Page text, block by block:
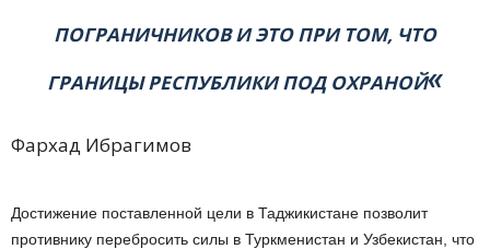
ПОГРАНИЧНИКОВ И ЭТО ПРИ ТОМ, ЧТО
ГРАНИЦЫ РЕСПУБЛИКИ ПОД ОХРАНОЙ«
Фархад Ибрагимов
Достижение поставленной цели в Таджикистане позволит
противнику перебросить силы в Туркменистан и Узбекистан, что